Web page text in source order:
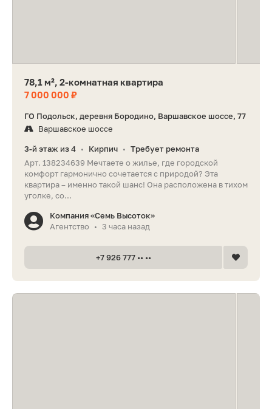
78,1 м², 2-комнатная квартира
7 000 000 ₽
ГО Подольск, деревня Бородино, Варшавское шоссе, 77
Варшавское шоссе
3-й этаж из 4 • Кирпич • Требует ремонта
Арт. 138234639 Мечтаете о жилье, где городской
комфорт гармонично сочетается с природой? Эта
квартира – именно такой шанс! Она расположена в тихом
уголке, со...
Компания «Семь Высоток»
Агентство
• 3 часа назад
+7 926 777 •• ••